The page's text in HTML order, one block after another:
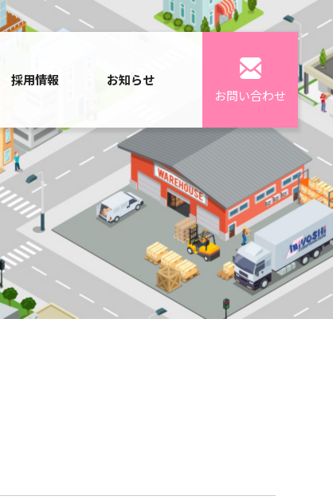
採用情報
お知らせ
お問い合わせ